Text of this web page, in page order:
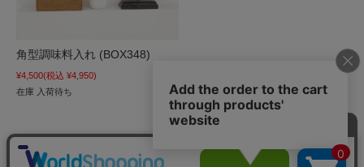
角型調味料入れ (BOX348)
¥4,500(税込 ¥4,950)
在庫 入荷待ち